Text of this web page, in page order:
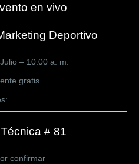
en vivo
Deportivo
– 10:00 a. m.
gratis
# 81
confirmar